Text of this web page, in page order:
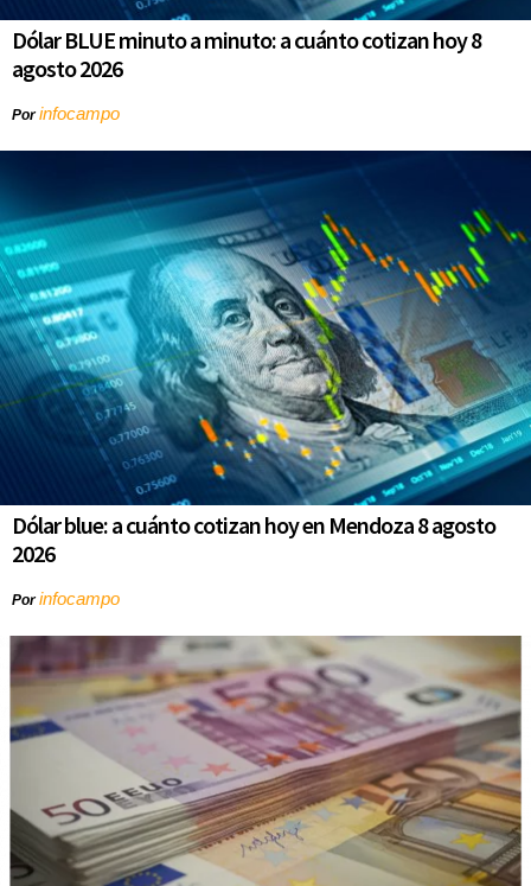
Dólar BLUE minuto a minuto: a cuánto cotizan hoy 8
agosto 2026
Porinfocampo
Dólar blue: a cuánto cotizan hoy en Mendoza 8 agosto
2026
Porinfocampo